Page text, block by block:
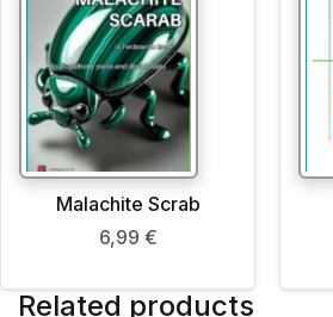
Malachite Scrab
6,99 €
Related products